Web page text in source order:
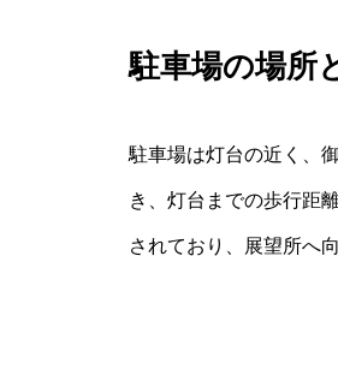
駐車場の場所
駐車場は灯台の近く、
き、灯台までの歩行距
されており、展望所へ